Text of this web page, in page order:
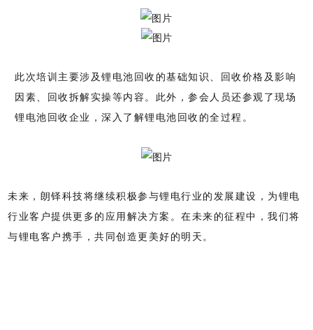
此次培训主要涉及锂电池回收的基础知识、回收价格及影响
因素、回收拆解实操等内容。此外，参会人员还参观了现场
锂电池回收企业，深入了解锂电池回收的全过程。
未来，朗铎科技将继续积极参与锂电行业的发展建设，为锂电
行业客户提供更多的应用解决方案。在未来的征程中，我们将
与锂电客户携手，共同创造更美好的明天。